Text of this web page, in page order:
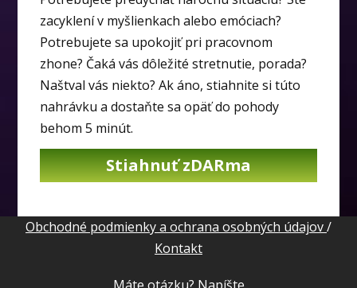
zacyklení v myšlienkach alebo emóciach?
Potrebujete sa upokojiť pri pracovnom
zhone? Čaká vás dôležité stretnutie, porada?
Naštval vás niekto? Ak áno, stiahnite si túto
nahrávku a dostaňte sa opäť do pohody
behom 5 minút.
Stiahnuť zDARma
Obchodné podmienky a ochrana osobných údajov/
Kontakt